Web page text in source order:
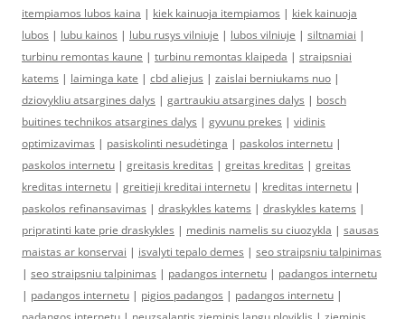
itempiamos lubos kaina | kiek kainuoja itempiamos | kiek kainuoja
lubos | lubu kainos | lubu rusys vilniuje | lubos vilniuje | siltnamiai |
turbinu remontas kaune | turbinu remontas klaipeda | straipsniai
katems | laiminga kate | cbd aliejus | zaislai berniukams nuo |
dziovykliu atsargines dalys | gartraukiu atsargines dalys | bosch
buitines technikos atsargines dalys | gyvunu prekes | vidinis
optimizavimas | pasiskolinti nesudėtinga | paskolos internetu |
paskolos internetu | greitasis kreditas | greitas kreditas | greitas
kreditas internetu | greitieji kreditai internetu | kreditas internetu |
paskolos refinansavimas | draskykles katems | draskykles katems |
pripratinti kate prie draskykles | medinis namelis su ciuozykla | sausas
maistas ar konservai | isvalyti tepalo demes | seo straipsniu talpinimas
| seo straipsniu talpinimas | padangos internetu | padangos internetu
| padangos internetu | pigios padangos | padangos internetu |